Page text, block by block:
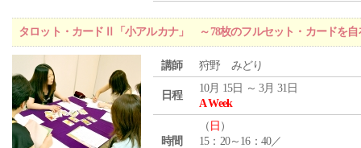
タロット・カードⅡ「小アルカナ」 ～78枚のフルセット・カードを自
講師 狩野 みどり
日程
10月 15日 ～ 3月 31日
A Week
時間
（ 日 ）
15：20～16：40／